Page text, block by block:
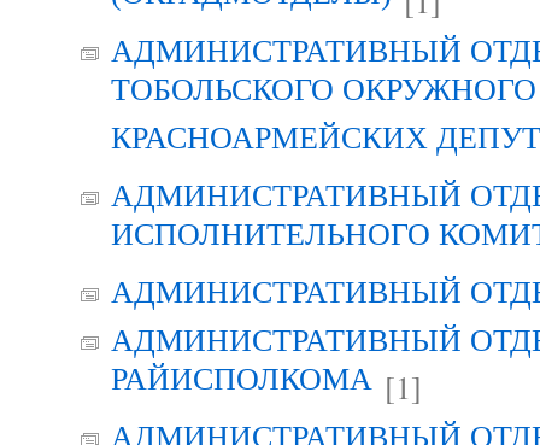
АДМИНИСТРАТИВНЫЙ
ТОБОЛЬСКОГО
КРАСНОАРМЕЙСКИХ
АДМИНИСТРАТИВНЫЙ
ИСПОЛНИТЕЛЬНОГО
АДМИНИСТРАТИВНЫЙ
АДМИНИСТРАТИВНЫЙ
РАЙИСПОЛКОМА [1]
АДМИНИСТРАТИВНЫЙ